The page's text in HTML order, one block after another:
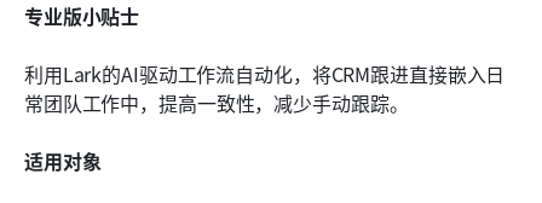
专业版小贴士
利用Lark的AI驱动工作流自动化，将CRM跟进直接嵌入日
常团队工作中，提高一致性，减少手动跟踪。
适用对象